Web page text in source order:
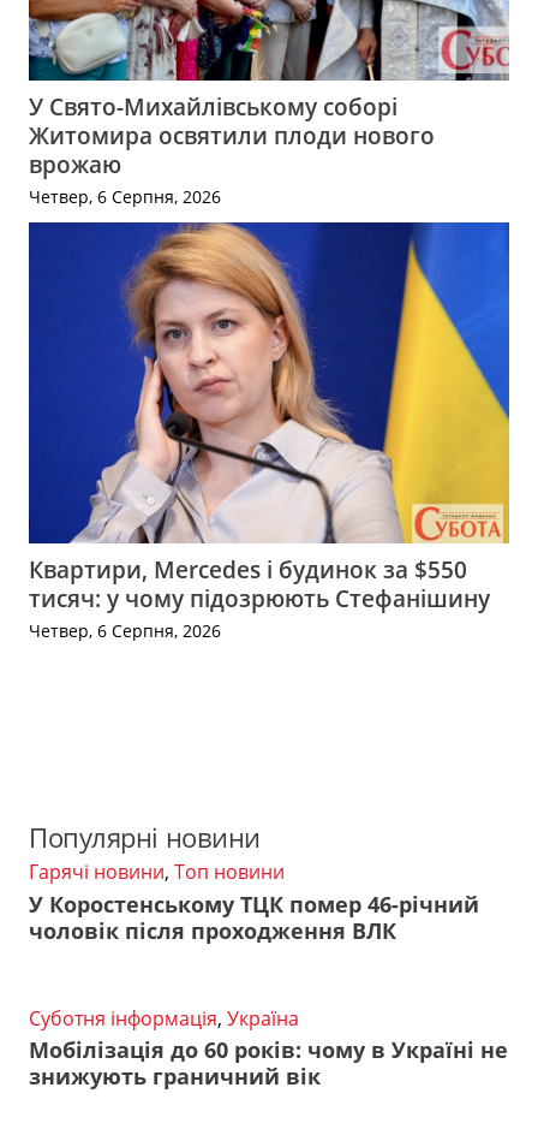
У Свято-Михайлівському соборі
Житомира освятили плоди нового
врожаю
Четвер, 6 Серпня, 2026
Квартири, Mercedes і будинок за $550
тисяч: у чому підозрюють Стефанішину
Четвер, 6 Серпня, 2026
Популярні новини
Гарячі новини, Топ новини
У Коростенському ТЦК помер 46-річний
чоловік після проходження ВЛК
Суботня інформація, Україна
Мобілізація до 60 років: чому в Україні не
знижують граничний вік